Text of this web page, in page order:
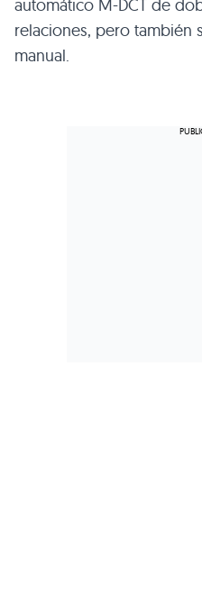
automático M-DCT de
relaciones, pero también
manual.